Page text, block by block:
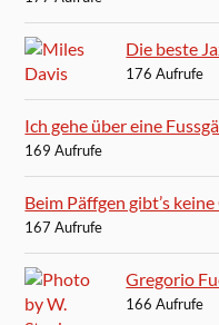
Die beste
176 Aufrufe
Ich gehe über eine
169 Aufrufe
Beim Päffgen gibt’s
167 Aufrufe
Gregorio
166 Aufrufe